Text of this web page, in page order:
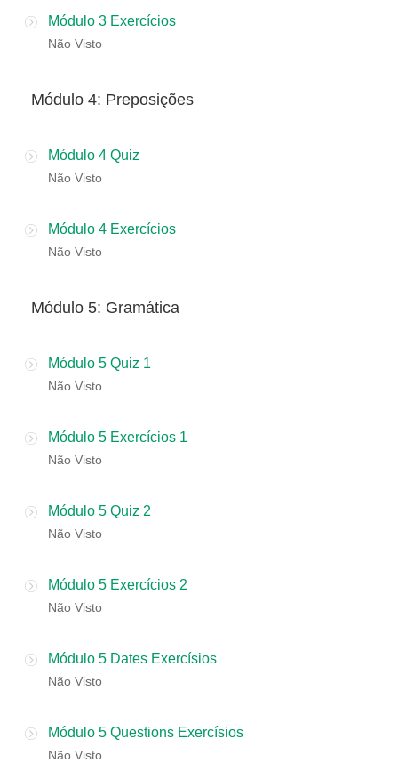
Módulo 3 Exercícios
Não Visto
​Módulo 4: Preposições
Módulo 4 Quiz
Não Visto
Módulo 4 Exercícios
Não Visto
​Módulo 5: Gramática
Módulo 5 Quiz 1
Não Visto
Módulo 5 Exercícios 1
Não Visto
Módulo 5 Quiz 2
Não Visto
Módulo 5 Exercícios 2
Não Visto
Módulo 5 Dates Exercísios
Não Visto
Módulo 5 Questions Exercísios
Não Visto